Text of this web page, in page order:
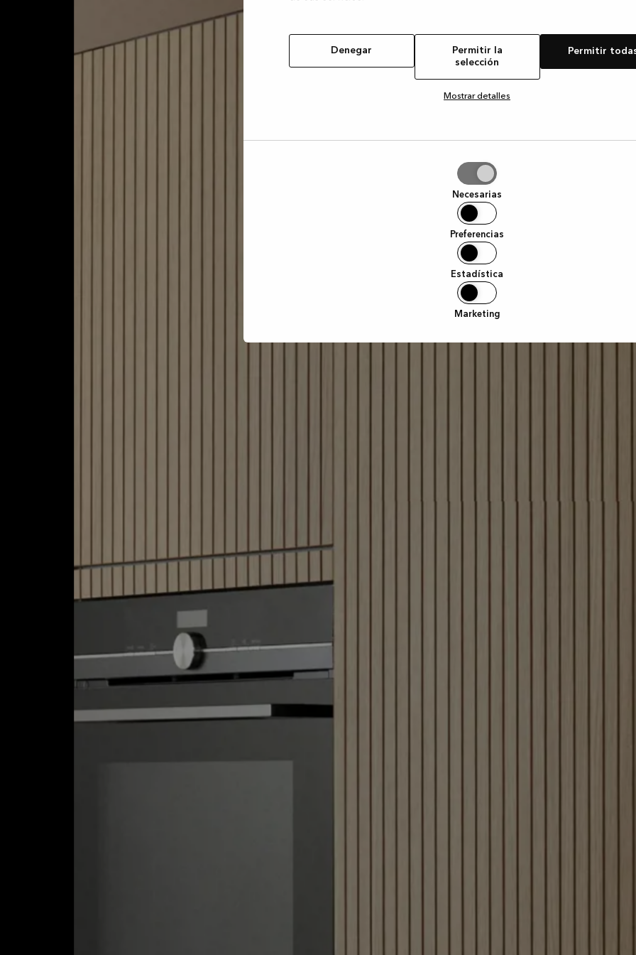
Denegar
Permitir la
selección
Permitir
Mostrar detalles
Necesarias
Preferencias
Estadística
Marketing